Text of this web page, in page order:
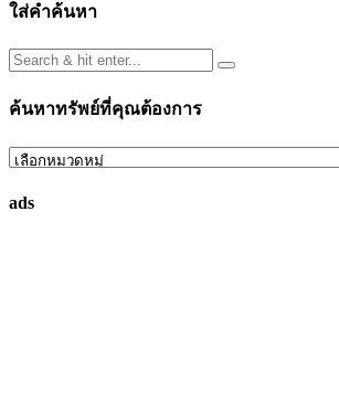
ใส่คำค้นหา
ค้นหาทรัพย์ที่คุณต้องการ
ค้นหา
ที่
ads